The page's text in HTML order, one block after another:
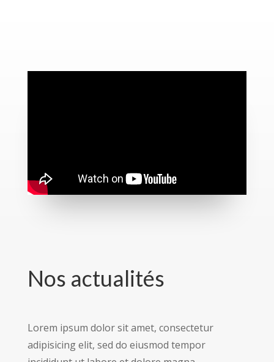
Nos actualités
Lorem ipsum dolor sit amet, consectetur
adipisicing elit, sed do eiusmod tempor